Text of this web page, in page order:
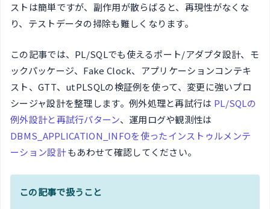
ストは簡単ですが、副作用が散らばると、再現性がなくな
り、テストデータの掃除も難しくなります。
この記事では、PL/SQLでも使えるポート/アダプタ設計、モ
ックパッケージ、Fake Clock、アプリケーションコンテキ
スト、GTT、utPLSQLの検証例を使って、変更に強いプロ
シージャ設計を整理します。例外処理と再試行は PL/SQLの
例外設計と再試行パターン、運用ログや観測性は
DBMS_APPLICATION_INFOを使ったインストゥルメンテ
ーション設計もあわせて確認してください。
この記事で扱うこと